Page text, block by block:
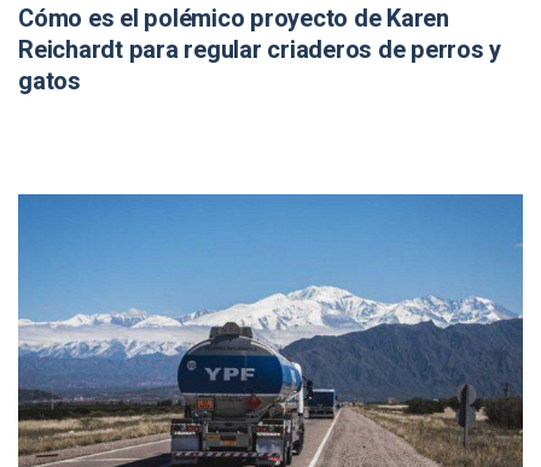
Cómo es el polémico proyecto de Karen
Reichardt para regular criaderos de perros y
gatos